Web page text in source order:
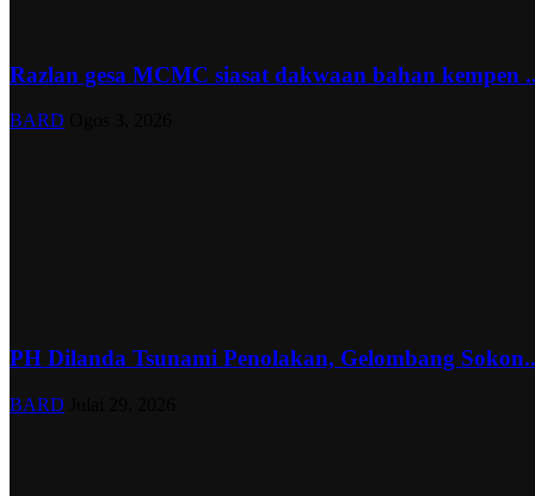
Razlan gesa MCMC siasat dakwaan bahan kempen
BARD
PH Dilanda Tsunami Penolakan, Gelombang
BARD